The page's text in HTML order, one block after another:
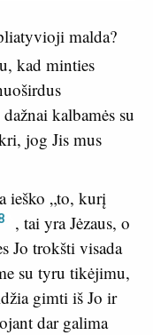
malda?
kad minties
kalbamės su
jog Jis mus
ieško „to, kurį
, tai yra Jėzaus, o
Jo trokšti visada
su tyru tikėjimu,
gimti iš Jo ir
dar galima